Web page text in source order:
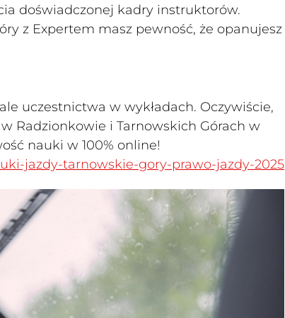
doświadczonej kadry instruktorów.
z Expertem masz pewność, że opanujesz
uczestnictwa w wykładach. Oczywiście,
Radzionkowie i Tarnowskich Górach w
nauki w 100% online!
jazdy-tarnowskie-gory-prawo-jazdy-2025